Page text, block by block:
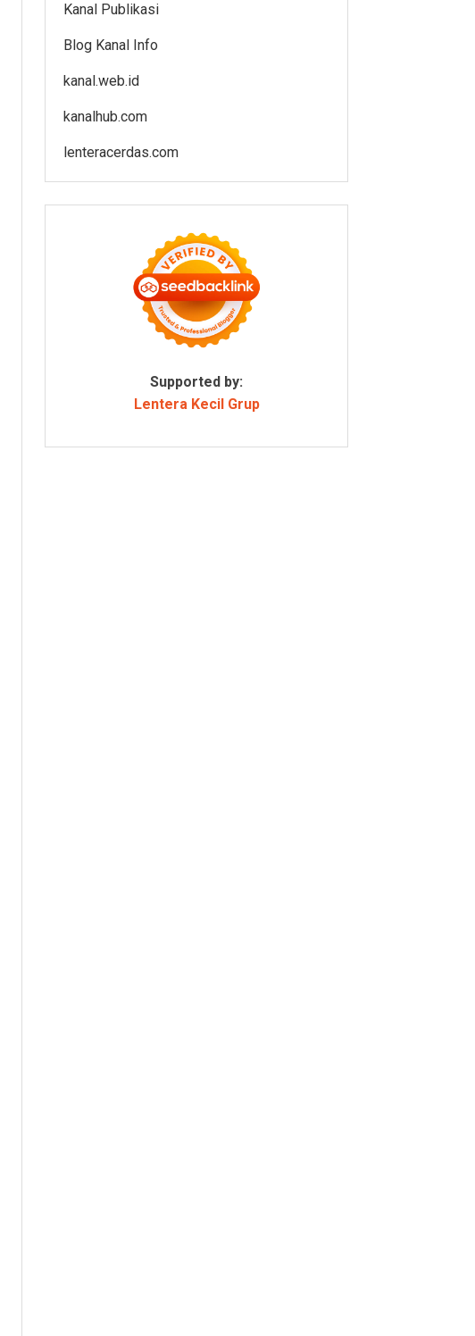
Kanal Publikasi
Blog Kanal Info
kanal.web.id
kanalhub.com
lenteracerdas.com
Supported by:
Lentera Kecil Grup